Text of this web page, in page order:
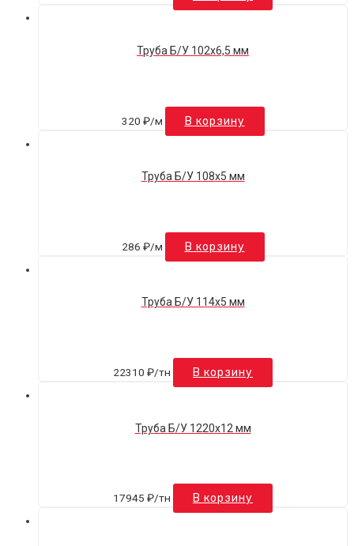
Труба Б/У 102х6,5 мм
320 ₽/м В корзину
Труба Б/У 108х5 мм
286 ₽/м В корзину
Труба Б/У 114х5 мм
22310 ₽/тн В корзину
Труба Б/У 1220х12 мм
17945 ₽/тн В корзину